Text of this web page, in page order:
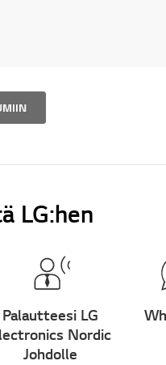
LG:hen
Palautteesi LG
Nordic
Johdolle